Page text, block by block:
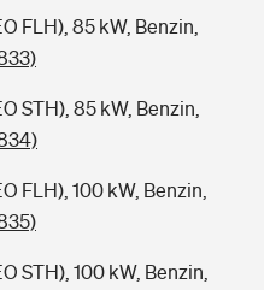
FLH), 85 kW, Benzin,
STH), 85 kW, Benzin,
FLH), 100 kW, Benzin,
STH), 100 kW, Benzin,